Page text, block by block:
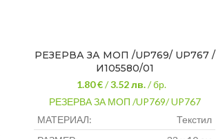
РЕЗЕРВА ЗА МОП /UP769/ UP767 /
И105580/01
1.80 €/3.52лв. / бр.
РЕЗЕРВА ЗА МОП /UP769/ UP767
МАТЕРИАЛ:
Текстил